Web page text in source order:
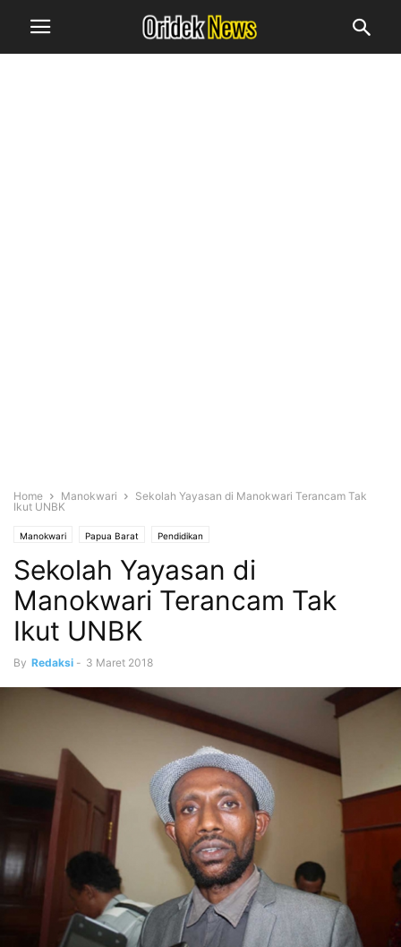
Home Manokwari
Sekolah Yayasan di Manokwari Terancam Tak
Ikut UNBK
Manokwari Papua Barat Pendidikan
Sekolah Yayasan di
Manokwari Terancam Tak
Ikut UNBK
By Redaksi - 3 Maret 2018